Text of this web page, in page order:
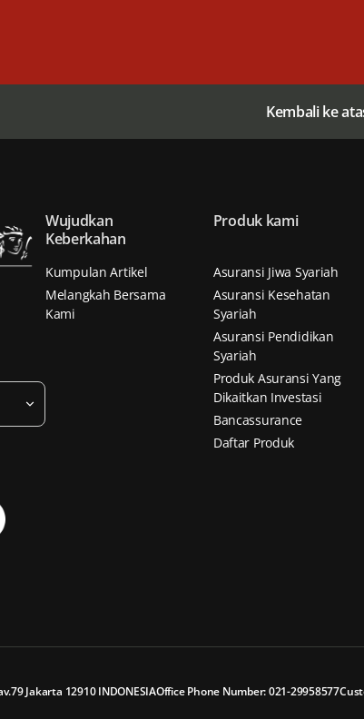
Kembali ke
Wujudkan
Keberkahan
Kumpulan Artikel
Melangkah Bersama
Kami
Produk kami
Asuransi Jiwa Syariah
Asuransi Kesehatan
Syariah
Asuransi Pendidikan
Syariah
Produk Asuransi Yang
Dikaitkan Investasi
Bancassurance
Daftar Produk
Jakarta 12910 INDONESIAOffice Phone Number: 021-29958577